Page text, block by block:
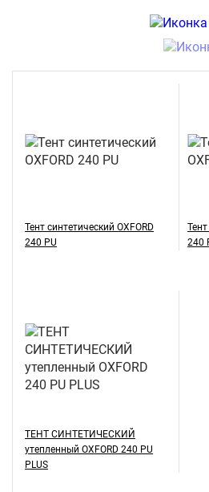
Тент синтетический OXFORD
240 PU
240
ТЕНТ СИНТЕТИЧЕСКИЙ
утепленный OXFORD 240 PU
PLUS